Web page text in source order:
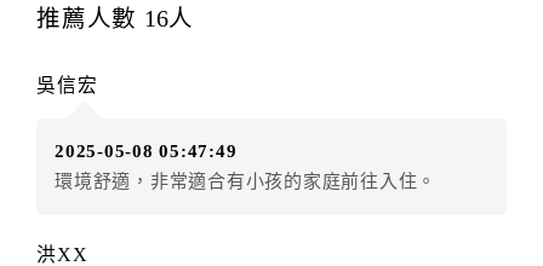
金及服務費），乙方除提供住宿外，尚包括（依預訂專
第四條（入住、退房時間）
甲、乙雙方同意本契約之付款方式依乙方提供方
式。
乙方接受甲方訂房後，甲方入住前，乙方預收取總
推薦人數 16人
吳信宏
2025-05-08 05:47:49
環境舒適，非常適合有小孩的家庭前往入住。
洪XX